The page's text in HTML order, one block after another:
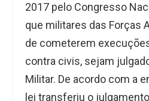
2017 pelo Congresso
que militares das Forças
de cometerem
contra civis, sejam
Militar. De acordo com a
lei transferiu o